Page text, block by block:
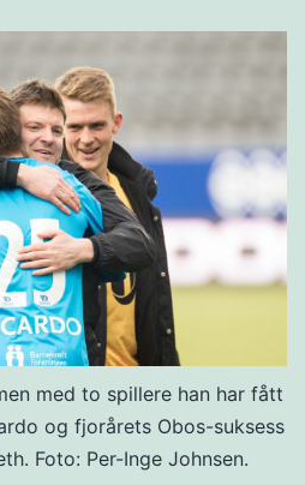
med to spillere han har fått
og fjorårets Obos-suksess
Foto: Per-Inge Johnsen.